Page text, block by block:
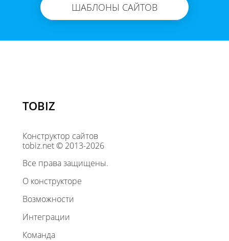
ШАБЛОНЫ САЙТОВ
TOBIZ
Конструктор сайтов
tobiz.net © 2013-2026
Все права защищены.
О конструкторе
Возможности
Интеграции
Команда